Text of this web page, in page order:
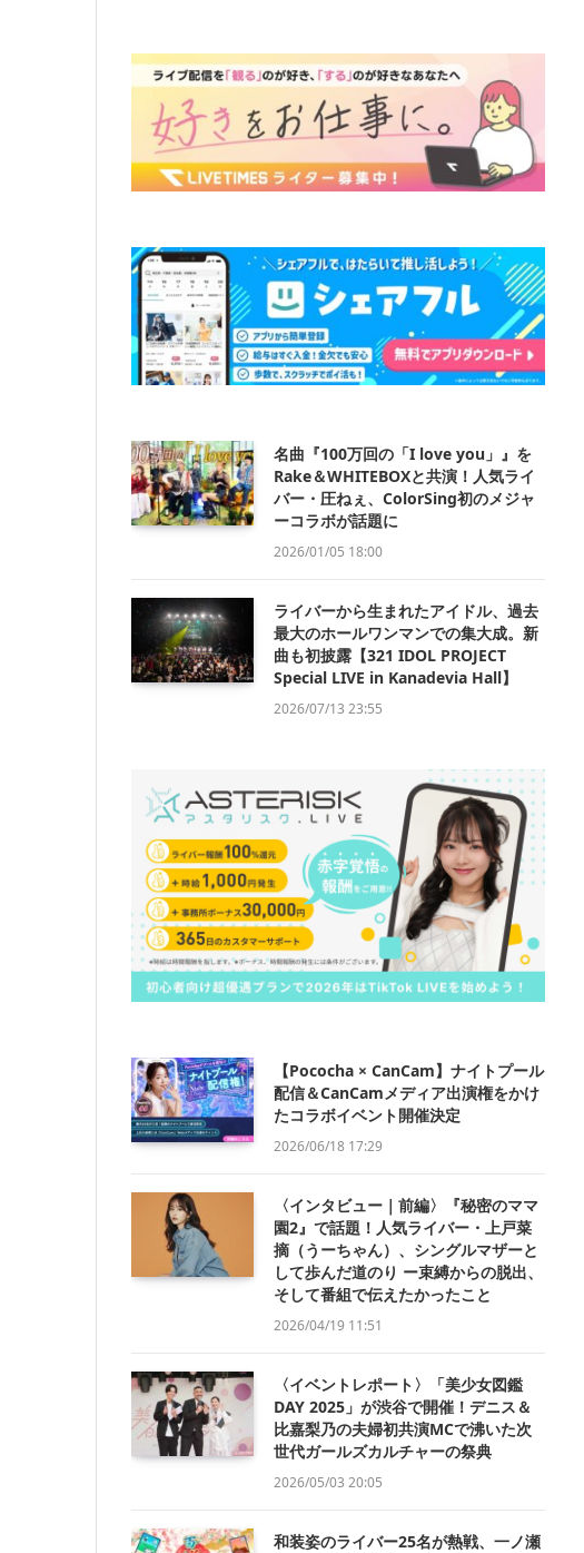
名曲『100万回の「I love you」』を
Rake＆WHITEBOXと共演！人気ライ
バー・圧ねぇ、ColorSing初のメジャ
ーコラボが話題に
2026/01/05 18:00
ライバーから生まれたアイドル、過去
最大のホールワンマンでの集大成。新
曲も初披露【321 IDOL PROJECT
Special LIVE in Kanadevia Hall】
2026/07/13 23:55
【Pococha × CanCam】ナイトプール
配信＆CanCamメディア出演権をかけ
たコラボイベント開催決定
2026/06/18 17:29
〈インタビュー｜前編〉『秘密のママ
園2』で話題！人気ライバー・上戸菜
摘（うーちゃん）、シングルマザーと
して歩んだ道のり ー束縛からの脱出、
そして番組で伝えたかったこと
2026/04/19 11:51
〈イベントレポート〉「美少女図鑑
DAY 2025」が渋谷で開催！デニス＆
比嘉梨乃の夫婦初共演MCで沸いた次
世代ガールズカルチャーの祭典
2026/05/03 20:05
和装姿のライバー25名が熱戦、一ノ瀬